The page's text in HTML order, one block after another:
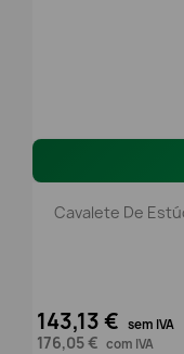
Cavalete De
143,13 € sem IVA
176,05 € com IVA